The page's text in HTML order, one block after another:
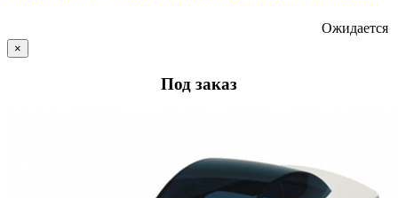
Ожидается
×
Под заказ